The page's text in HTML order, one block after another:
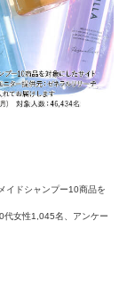
イドシャンプー10商品を
代女性1,045名、アンケー